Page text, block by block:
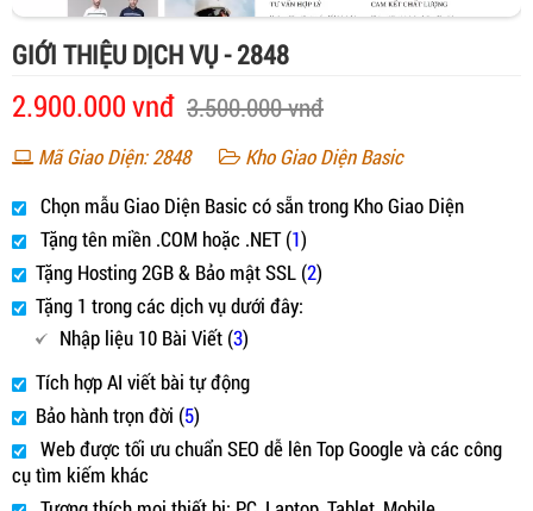
GIỚI THIỆU DỊCH VỤ - 2848
2.900.000 vnđ 3.500.000 vnđ
Mã Giao Diện: 2848
Kho Giao Diện Basic
Chọn mẫu Giao Diện Basic có sẵn trong Kho Giao Diện
Tặng tên miền .COM hoặc .NET (1)
Tặng Hosting 2GB & Bảo mật SSL (2)
Tặng 1 trong các dịch vụ dưới đây:
Nhập liệu 10 Bài Viết (3)
Tích hợp AI viết bài tự động
Bảo hành trọn đời (5)
Web được tối ưu chuẩn SEO dễ lên Top Google và các công
cụ tìm kiếm khác